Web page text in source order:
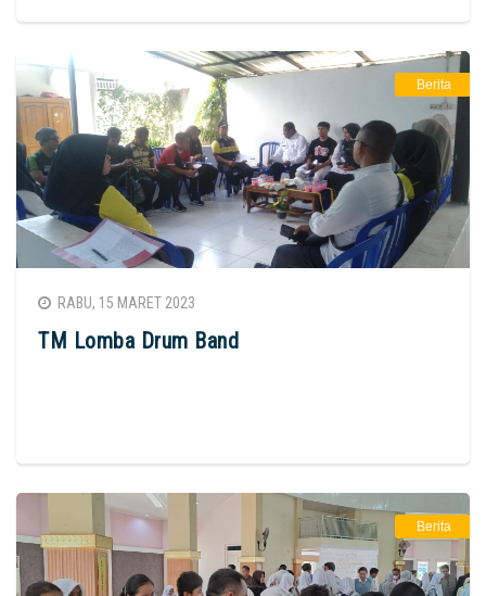
Berita
RABU, 15 MARET 2023
TM Lomba Drum Band
Berita